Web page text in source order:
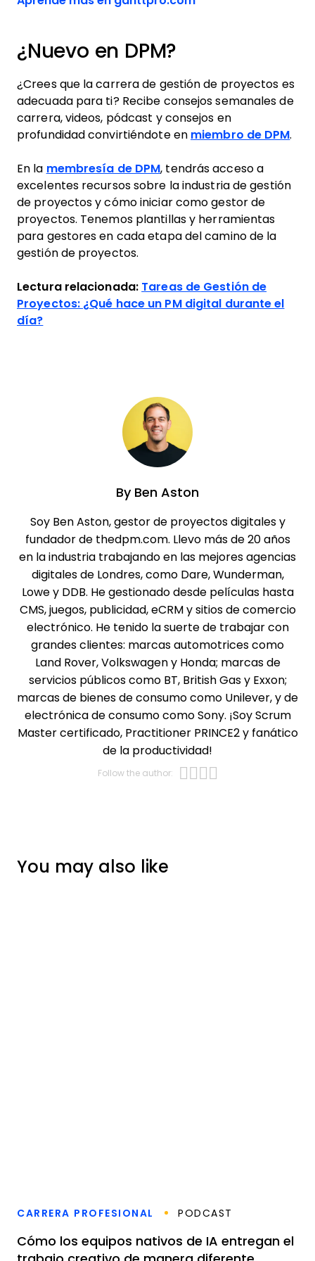
¿Nuevo en DPM?
¿Crees que la carrera de gestión de proyectos es
adecuada para ti? Recibe consejos semanales de
carrera, videos, pódcast y consejos en
profundidad convirtiéndote en miembro de DPM.
En la membresía de DPM, tendrás acceso a
excelentes recursos sobre la industria de gestión
de proyectos y cómo iniciar como gestor de
proyectos. Tenemos plantillas y herramientas
para gestores en cada etapa del camino de la
gestión de proyectos.
Lectura relacionada: Tareas de Gestión de
Proyectos: ¿Qué hace un PM digital durante el
día?
ByBen Aston
Soy Ben Aston, gestor de proyectos digitales y
fundador de thedpm.com. Llevo más de 20 años
en la industria trabajando en las mejores agencias
digitales de Londres, como Dare, Wunderman,
Lowe y DDB. He gestionado desde películas hasta
CMS, juegos, publicidad, eCRM y sitios de comercio
electrónico. He tenido la suerte de trabajar con
grandes clientes: marcas automotrices como
Land Rover, Volkswagen y Honda; marcas de
servicios públicos como BT, British Gas y Exxon;
marcas de bienes de consumo como Unilever, y de
electrónica de consumo como Sony. ¡Soy Scrum
Master certificado, Practitioner PRINCE2 y fanático
de la productividad!
Follow the author: Opens new
Opens new
Opens new
Opens new
You may also like
CARRERA PROFESIONAL PODCAST
Cómo los equipos nativos de IA entregan el